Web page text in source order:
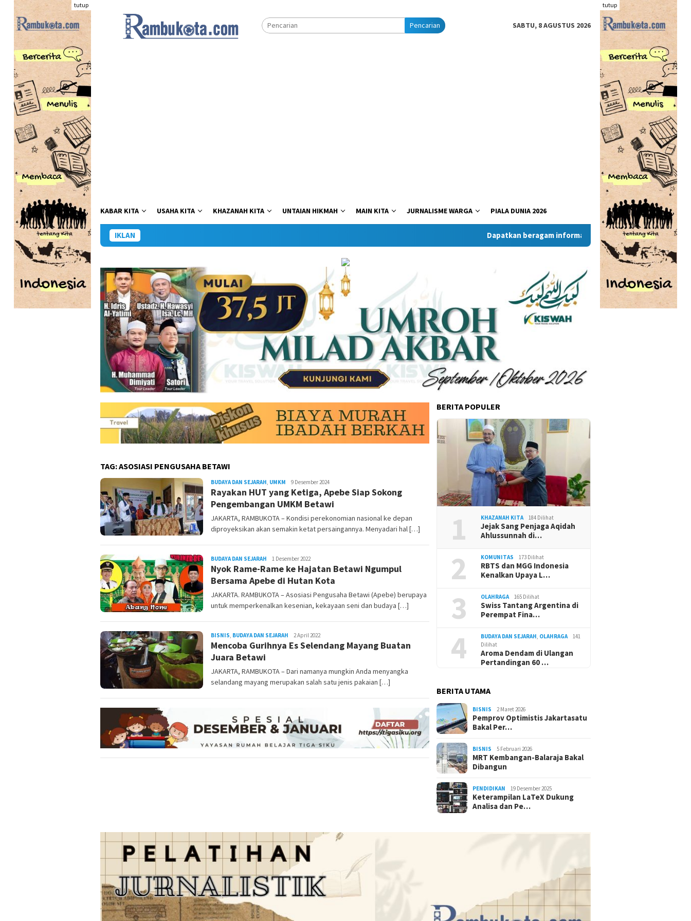
Loncat
konten
tutup tutup
Pencarian SABTU, 8 AGUSTUS 2026
KABAR KITA USAHA KITA KHAZANAH KITA UNTAIAN HIKMAH MAIN KITA JURNALISME WARGA PIALA DUNIA 2026
IKLAN Dapatkan beragam informasi dan berita menarik dari situs
TAG:ASOSIASI PENGUSAHA BETAWI
BUDAYA DAN SEJARAH, UMKM REDAKSI
RAMBUKOTA
9 Desember 2024
Rayakan HUT yang Ketiga, Apebe Siap Sokong
Pengembangan UMKM Betawi
JAKARTA, RAMBUKOTA – Kondisi perekonomian nasional ke depan
diproyeksikan akan semakin ketat persaingannya. Menyadari hal […]
BUDAYA DAN SEJARAH REDAKSI
RAMBUKOTA
1 Desember 2022
Nyok Rame-Rame ke Hajatan Betawi Ngumpul
Bersama Apebe di Hutan Kota
JAKARTA. RAMBUKOTA – Asosiasi Pengusaha Betawi (Apebe) berupaya
untuk memperkenalkan kesenian, kekayaan seni dan budaya […]
BISNIS, BUDAYA DAN SEJARAH admin
2 April 2022
Mencoba Gurihnya Es Selendang Mayang Buatan
Juara Betawi
JAKARTA, RAMBUKOTA – Dari namanya mungkin Anda menyangka
selandang mayang merupakan salah satu jenis pakaian […]
BERITA POPULER
1 KHAZANAH KITA 184 Dilihat
Jejak Sang Penjaga Aqidah
Ahlussunnah di…
2 KOMUNITAS 173 Dilihat
RBTS dan MGG Indonesia
Kenalkan Upaya L…
3 OLAHRAGA 165 Dilihat
Swiss Tantang Argentina di
Perempat Fina…
4 BUDAYA DAN SEJARAH OLAHRAGA
141
Dilihat
Aroma Dendam di Ulangan
Pertandingan 60 …
BERITA UTAMA
BISNIS 2 Maret 2026
Pemprov Optimistis Jakartasatu
Bakal Per…
BISNIS 5 Februari 2026
MRT Kembangan-Balaraja Bakal
Dibangun
PENDIDIKAN 19 Desember 2025
Keterampilan LaTeX Dukung
Analisa dan Pe…